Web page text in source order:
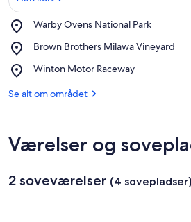
Warby Ovens National Park
Place,
Ovens
Park
Brown Brothers Milawa Vineyard
Place,
Brothers
Vineyard
Winton Motor Raceway
Place,
Motor
Se alt om området
Værelser og
2 soveværelser (4 sovepladser)